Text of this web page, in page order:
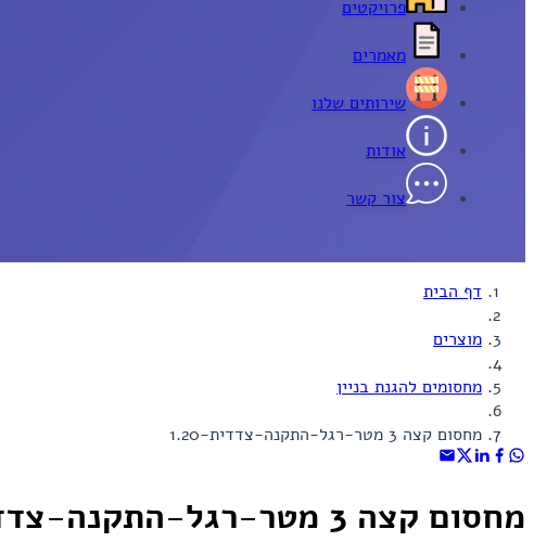
פרויקטים
מאמרים
שירותים שלנו
אודות
צור קשר
דף הבית
מוצרים
מחסומים להגנת בניין
מחסום קצה 3 מטר-רגל-התקנה-צדדית-1.20
מחסום קצה 3 מטר-רגל-התקנה-צדדית-1.20